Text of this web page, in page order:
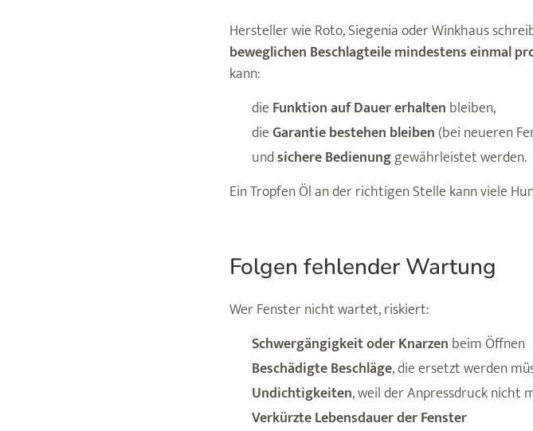
Hersteller wie Roto, Siegenia oder Winkhaus
beweglichen Beschlagteile mindestens einmal
kann:
die Funktion auf Dauer erhalten bleiben,
dieGarantie bestehen bleiben (bei neueren
undsichere Bedienunggewährleistet werden.
Ein Tropfen Öl an der richtigen Stelle kann viele
Folgen fehlender Wartung
Wer Fenster nicht wartet, riskiert:
Schwergängigkeit oder Knarzen beim Öffnen
Beschädigte Beschläge, die ersetzt werden
Undichtigkeiten, weil der Anpressdruck nicht
Verkürzte Lebensdauer der Fenster